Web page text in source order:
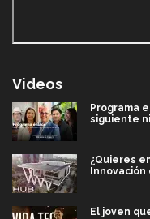
Videos
Programa
siguiente
¿Quieres
El joven